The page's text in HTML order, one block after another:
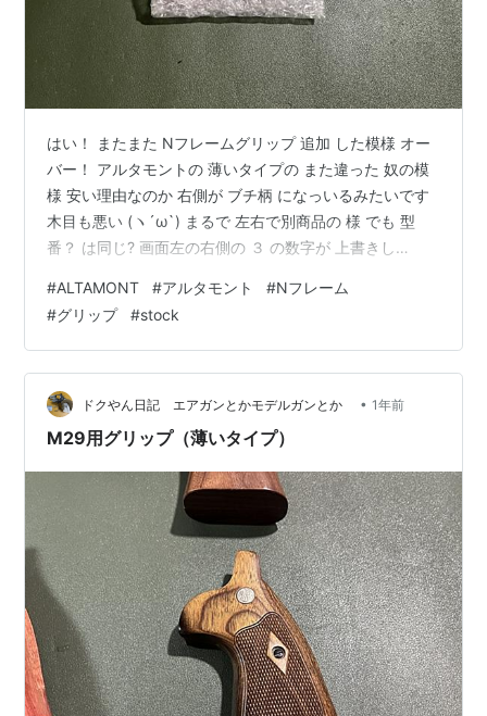
はい！ またまた Nフレームグリップ 追加 した模様 オー
バー！ アルタモントの 薄いタイプの また違った 奴の模
様 安い理由なのか 右側が ブチ柄 になっいるみたいです
木目も悪い (ヽ´ω`) まるで 左右で別商品の 様 でも 型
番？ は同じ? 画面左の右側の ３ の数字が 上書きし
んぞや！！？？」 と 独眼鉄パイセン の様な気持ちです
(*´∀｀*) NCBとは Nフレーム コークボトル の意味らし
いんだが・・・ 良くコークボトルは初期のもので 形が
コカ・コーラの瓶に似ているとか聞いていたが、どの辺
りが瓶なのよ？ と バカな…
#ALTAMONT #アルタモント #Nフレーム
#グリップ #stock
ドクやん日記 エアガンとかモデルガンとか • 1年前
M29用グリップ（薄いタイプ）